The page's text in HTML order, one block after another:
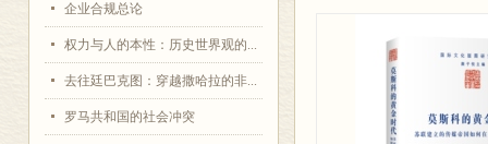
企业合规总论
权力与人的本性：历史世界观的...
去往廷巴克图：穿越撒哈拉的非...
罗马共和国的社会冲突